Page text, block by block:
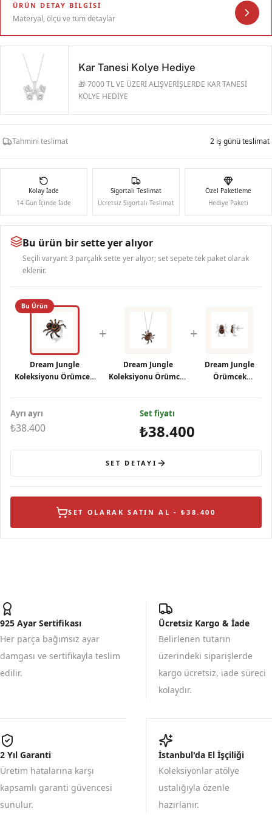
ÜRÜN DETAY BILGISI
Materyal, ölçü ve tüm detaylar
Kar Tanesi Kolye Hediye
🎁 7000 TL VE ÜZERİ ALIŞVERİŞLERDE KAR TANESİ
KOLYE HEDİYE
Tahmini teslimat 2 iş günü teslimat
Kolay İade
14 Gün İçinde İade
Sigortalı Teslimat
Ücretsiz Sigortalı Teslimat
Özel Paketleme
Hediye Paketi
Bu ürün bir sette yer alıyor
Seçili varyant 3 parçalık sette yer alıyor; set sepete tek paket olarak
eklenir.
Bu Ürün
Dream Jungle
Koleksiyonu Örümcek
+
Dream Jungle
Koleksiyonu Örümcek
Kolye
+
Dream Jungle
Örümcek
Küpe
Ayrı ayrı
₺38.400
Set fiyatı
₺38.400
SET DETAYI
SET OLARAK SATIN AL - ₺38.400
925 Ayar Sertifikası
Her parça bağımsız ayar
damgası ve sertifikayla teslim
edilir.
Ücretsiz Kargo & İade
Belirlenen tutarın
üzerindeki siparişlerde
kargo ücretsiz, iade süreci
kolaydır.
2 Yıl Garanti
Üretim hatalarına karşı
kapsamlı garanti güvencesi
sunulur.
İstanbul'da El İşçiliği
Koleksiyonlar atölye
ustalığıyla özenle
hazırlanır.